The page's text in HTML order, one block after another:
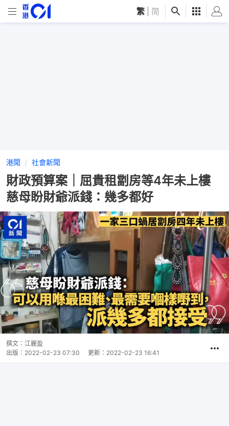
繁 简
港聞 社會新聞
財政預算案｜屈貴租劏房等4年未上樓
慈母盼財爺派錢：幾多都好
撰文： 江麗盈
出版： 2022-02-23 07:30 更新： 2022-02-23 16:41